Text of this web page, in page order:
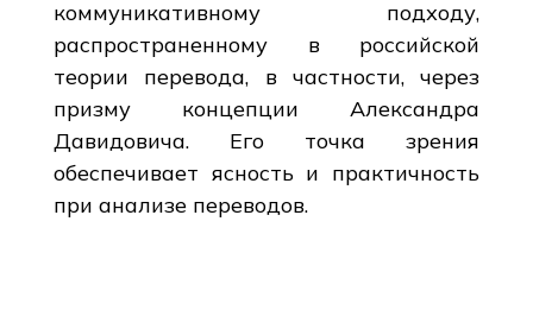
коммуникативному подходу,
распространенному в российской
теории перевода, в частности, через
призму концепции Александра
Давидовича. Его точка зрения
обеспечивает ясность и практичность
при анализе переводов.